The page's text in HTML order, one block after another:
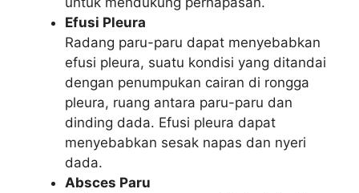
Efusi Pleura
Radang paru-paru dapat menyebabkan
efusi pleura, suatu kondisi yang ditandai
dengan penumpukan cairan di rongga
pleura, ruang antara paru-paru dan
dinding dada. Efusi pleura dapat
menyebabkan sesak napas dan nyeri
dada.
Absces Paru